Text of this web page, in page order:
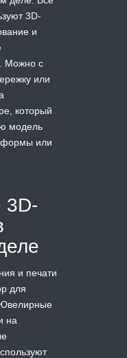
3D-
и
Можно с
или
который
модель
формы или
3D-
и печати
для
Ювелирные
на